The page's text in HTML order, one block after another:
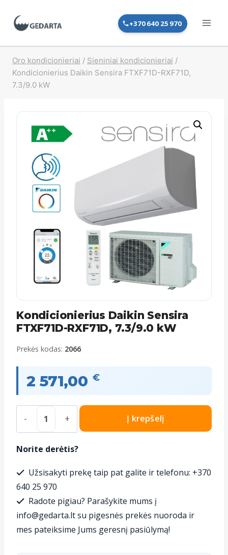
+370 640 25 970
Oro kondicionieriai / Sieniniai kondicionieriai /
Kondicionierius Daikin Sensira FTXF71D-RXF71D,
7.3/9.0 kW
Kondicionierius Daikin Sensira
FTXF71D-RXF71D, 7.3/9.0 kW
Prekės kodas: 2066
2 571,00 €
produkto
kiekis:
Kondicionierius
Sensira
RXF71D,
7.3/9.0
Į krepšelį
Norite derėtis?
Užsisakyti prekę taip pat galite ir telefonu: +370
640 25 970
Radote pigiau? Parašykite mums į
info@gedarta.lt su pigesnės prekės nuoroda ir
mes pateiksime Jums geresnį pasiūlymą!